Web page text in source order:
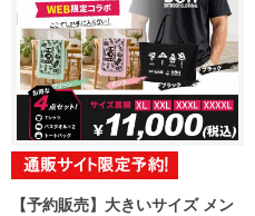
【予約販売】大きいサイズ メン